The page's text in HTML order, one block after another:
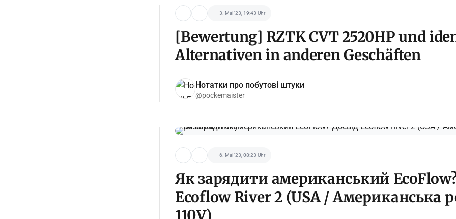
3. Mai '23, 19:43 Uhr
[Bewertung] RZTK CVT 2520HP und
Alternativen in anderen Geschäften
Нотатки про побутові штуки
@pockemaister
6. Mai '23, 08:23 Uhr
Як зарядити американський
Ecoflow River 2 (USA / Американська